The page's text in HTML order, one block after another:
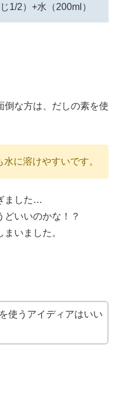
1/2）+水（200ml）
倒な方は、だしの素を使
に溶けやすいです。
ました…
いいのかな！？
いました。
使うアイディアはいい